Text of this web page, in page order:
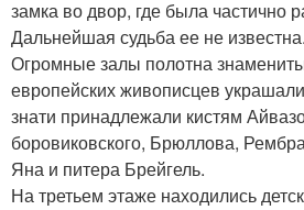
замка во двор, где была частично
Дальнейшая судьба ее не известна.
Огромные залы полотна
европейских живописцев
знати принадлежали кистям
боровиковского, Брюллова,
Яна и питера Брейгель.
На третьем этаже находились